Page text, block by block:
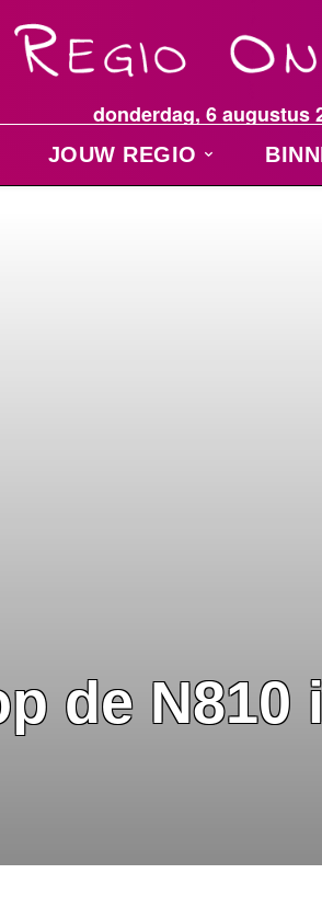
donderdag, 6 augustus
JOUW REGIO
de N810